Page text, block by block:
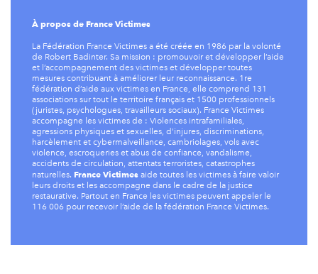
À propos de France Victimes
La Fédération France Victimes a été créée en 1986 par la volonté
de Robert Badinter. Sa mission : promouvoir et développer l’aide
et l’accompagnement des victimes et développer toutes
mesures contribuant à améliorer leur reconnaissance. 1re
fédération d’aide aux victimes en France, elle comprend 131
associations sur tout le territoire français et 1500 professionnels
(juristes, psychologues, travailleurs sociaux). France Victimes
accompagne les victimes de : Violences intrafamiliales,
agressions physiques et sexuelles, d'injures, discriminations,
harcèlement et cybermalveillance, cambriolages, vols avec
violence, escroqueries et abus de confiance, vandalisme,
accidents de circulation, attentats terroristes, catastrophes
naturelles. France Victimes aide toutes les victimes à faire valoir
leurs droits et les accompagne dans le cadre de la justice
restaurative. Partout en France les victimes peuvent appeler le
116 006 pour recevoir l’aide de la fédération France Victimes.